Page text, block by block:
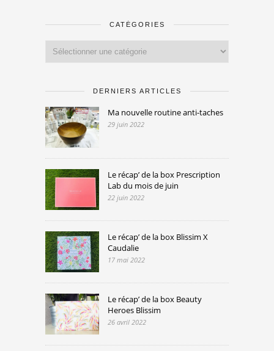
CATÉGORIES
DERNIERS ARTICLES
Ma nouvelle routine anti-taches
29 juin 2022
Le récap’ de la box Prescription
Lab du mois de juin
22 juin 2022
Le récap’ de la box Blissim X
Caudalie
17 mai 2022
Le récap’ de la box Beauty
Heroes Blissim
26 avril 2022